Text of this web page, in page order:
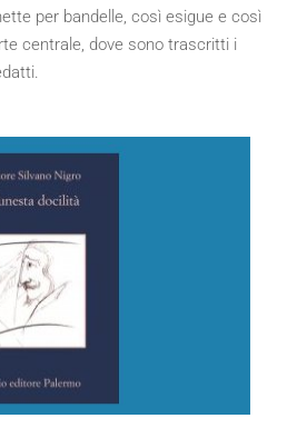
per bandelle, così esigue e così
centrale, dove sono trascritti i